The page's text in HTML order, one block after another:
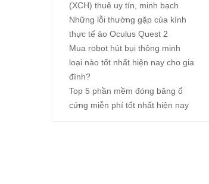
(XCH) thuê uy tín, minh bạch
Những lỗi thường gặp của kính
thực tế ảo Oculus Quest 2
Mua robot hút bụi thông minh
loại nào tốt nhất hiện nay cho gia
đình?
Top 5 phần mềm đóng băng ổ
cứng miễn phí tốt nhất hiện nay